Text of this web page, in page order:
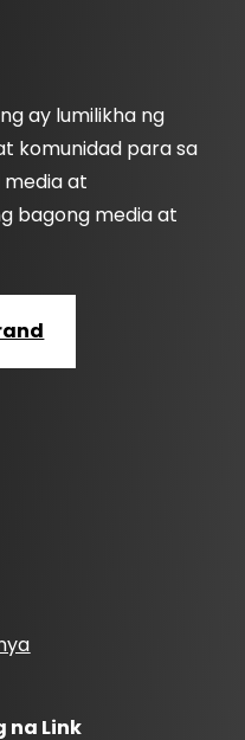
ay lumilikha ng
komunidad para sa
at
bagong media at
na Link